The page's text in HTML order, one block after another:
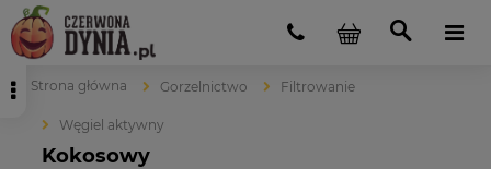
Strona główna Gorzelnictwo Filtrowanie
Węgiel aktywny
Kokosowy